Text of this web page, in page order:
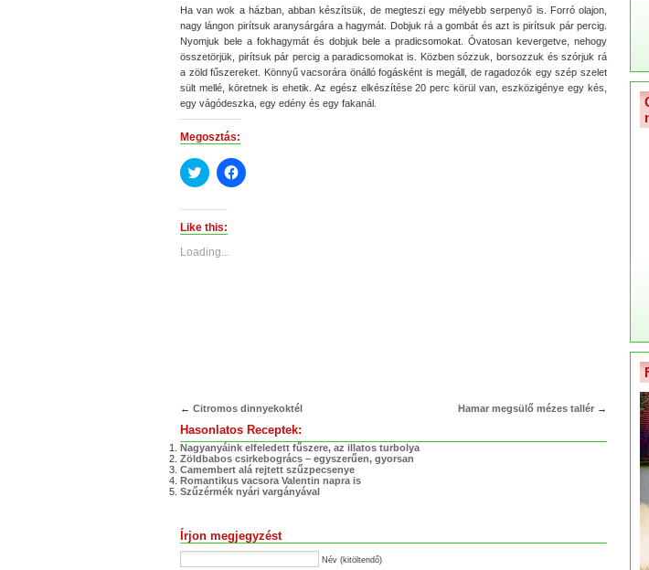
Ha van wok a házban, abban készítsük, de megteszi egy mélyebb serpenyő is. Forró olajon,
nagy lángon pirítsuk aranysárgára a hagymát. Dobjuk rá a gombát és azt is pirítsuk pár percig.
Nyomjuk bele a fokhagymát és dobjuk bele a pradicsomokat. Óvatosan kevergetve, nehogy
összetörjük, pirítsuk pár percig a paradicsomokat is. Közben sózzuk, borsozzuk és szórjuk rá
a zöld fűszereket. Könnyű vacsorára önálló fogásként is megáll, de ragadozók egy szép szelet
sült mellé, köretnek is ehetik. Az egész elkészítése 20 perc körül van, eszközigénye egy kés,
egy vágódeszka, egy edény és egy fakanál.
Megosztás:
Click
to
(Opens
new
Click
to
Like this:
Loading...
← Citromos dinnyekoktél Hamar megsülő mézes tallér →
Hasonlatos Receptek:
Nagyanyáink elfeledett fűszere, az illatos turbolya
Zöldbabos csirkebogrács – egyszerűen, gyorsan
Camembert alá rejtett szűzpecsenye
Romantikus vacsora Valentin napra is
Szűzérmék nyári vargányával
Írjon megjegyzést
Név (kitöltendő)